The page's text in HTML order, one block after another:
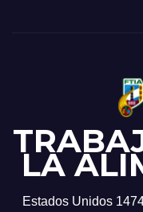
LA
Estados Unidos